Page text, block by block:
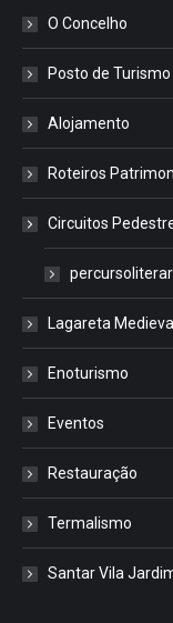
O Concelho
Posto de Turismo
Alojamento
Roteiros
Circuitos
Lagareta Medieval
Enoturismo
Eventos
Restauração
Termalismo
Santar Vila